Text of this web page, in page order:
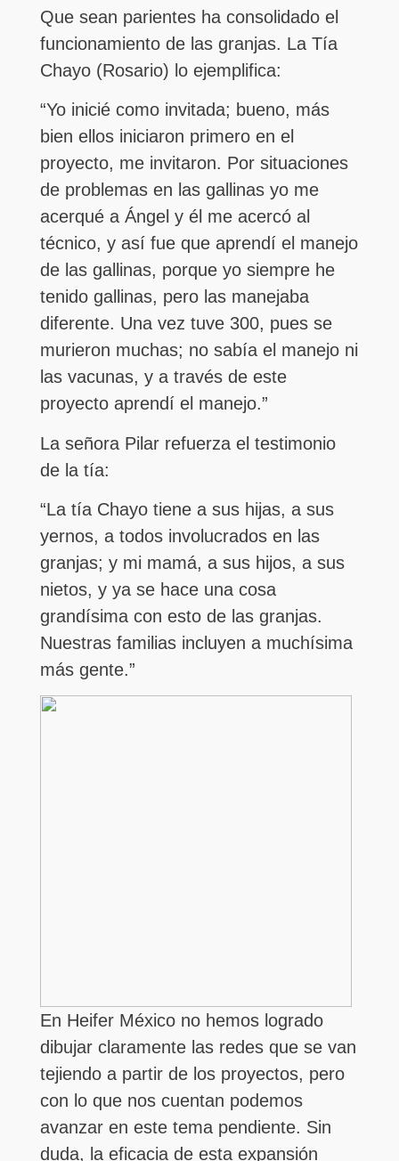
Que sean parientes ha consolidado el
funcionamiento de las granjas. La Tía
Chayo (Rosario) lo ejemplifica:
“Yo inicié como invitada; bueno, más
bien ellos iniciaron primero en el
proyecto, me invitaron. Por situaciones
de problemas en las gallinas yo me
acerqué a Ángel y él me acercó al
técnico, y así fue que aprendí el manejo
de las gallinas, porque yo siempre he
tenido gallinas, pero las manejaba
diferente. Una vez tuve 300, pues se
murieron muchas; no sabía el manejo ni
las vacunas, y a través de este
proyecto aprendí el manejo.”
La señora Pilar refuerza el testimonio
de la tía:
“La tía Chayo tiene a sus hijas, a sus
yernos, a todos involucrados en las
granjas; y mi mamá, a sus hijos, a sus
nietos, y ya se hace una cosa
grandísima con esto de las granjas.
Nuestras familias incluyen a muchísima
más gente.”
En Heifer México no hemos logrado
dibujar claramente las redes que se van
tejiendo a partir de los proyectos, pero
con lo que nos cuentan podemos
avanzar en este tema pendiente. Sin
duda, la eficacia de esta expansión